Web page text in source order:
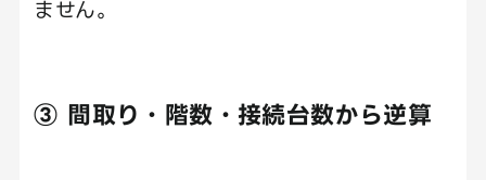
ません。
③ 間取り・階数・接続台数から逆算